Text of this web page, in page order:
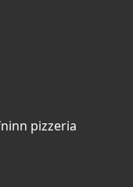
pizzeria